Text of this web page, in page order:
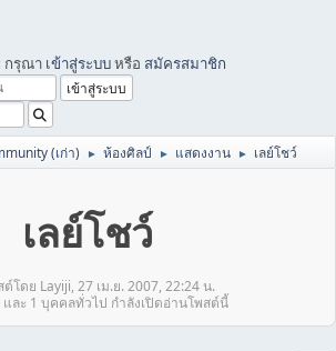
กรุณา เข้าสู่ระบบหรือ สมัครสมาชิก
(เก่า) ► ห้องศิลป์ ► แสดงงาน ► เลย์โชว์
เลย์โชว์
ต์โดย Layiji, 27 เม.ย. 2007, 22:24 น.
ละ 1 บุคคลทั่วไป กำลังเปิดอ่านโพสต์นี้